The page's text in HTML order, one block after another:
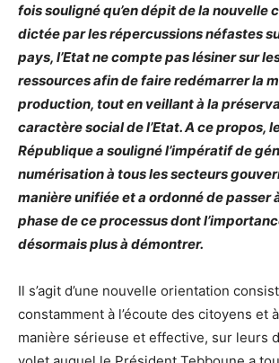
fois souligné qu’en dépit de la nouvelle
dictée par les répercussions néfastes
pays, l’Etat ne compte pas lésiner sur
ressources afin de faire redémarrer la
production, tout en veillant à la
caractère social de l’Etat. A ce propos,
République a souligné l’impératif de
numérisation à tous les secteurs
manière unifiée et a ordonné de passer
phase de ce processus dont
désormais plus à démontrer.
Il s’agit d’une nouvelle orientation
constamment à l’écoute des citoyens et
manière sérieuse et effective, sur leurs